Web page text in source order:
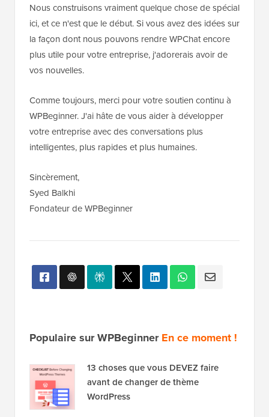
Nous construisons vraiment quelque chose de spécial
ici, et ce n'est que le début. Si vous avez des idées sur
la façon dont nous pouvons rendre WPChat encore
plus utile pour votre entreprise, j'adorerais avoir de
vos nouvelles.
Comme toujours, merci pour votre soutien continu à
WPBeginner. J'ai hâte de vous aider à développer
votre entreprise avec des conversations plus
intelligentes, plus rapides et plus humaines.
Sincèrement,
Syed Balkhi
Fondateur de WPBeginner
Populaire sur WPBeginnerEn ce moment !
13 choses que vous DEVEZ faire
avant de changer de thème
WordPress